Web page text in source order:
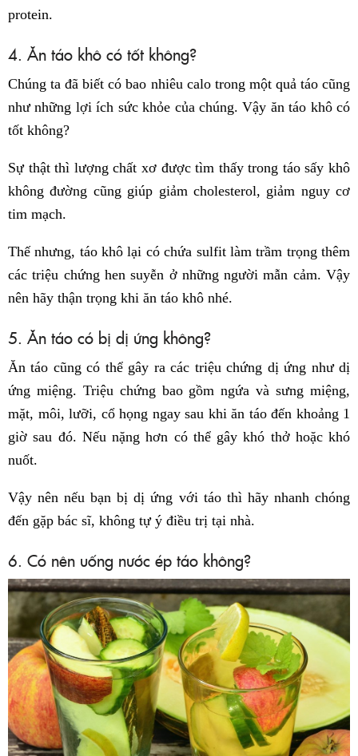
protein.
4. Ăn táo khô có tốt không?
Chúng ta đã biết có bao nhiêu calo trong một quả táo cũng
như những lợi ích sức khỏe của chúng. Vậy ăn táo khô có
tốt không?
Sự thật thì lượng chất xơ được tìm thấy trong táo sấy khô
không đường cũng giúp giảm cholesterol, giảm nguy cơ
tim mạch.
Thế nhưng, táo khô lại có chứa sulfit làm trầm trọng thêm
các triệu chứng hen suyễn ở những người mẫn cảm. Vậy
nên hãy thận trọng khi ăn táo khô nhé.
5. Ăn táo có bị dị ứng không?
Ăn táo cũng có thể gây ra các triệu chứng dị ứng như dị
ứng miệng. Triệu chứng bao gồm ngứa và sưng miệng,
mặt, môi, lưỡi, cổ họng ngay sau khi ăn táo đến khoảng 1
giờ sau đó. Nếu nặng hơn có thể gây khó thở hoặc khó
nuốt.
Vậy nên nếu bạn bị dị ứng với táo thì hãy nhanh chóng
đến gặp bác sĩ, không tự ý điều trị tại nhà.
6. Có nên uống nước ép táo không?